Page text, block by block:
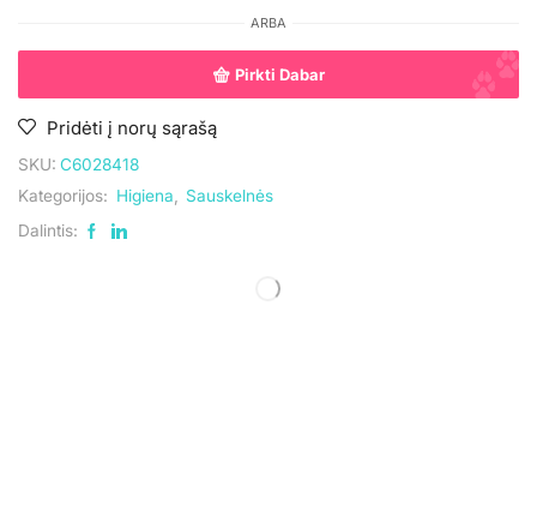
ARBA
Pirkti Dabar
Pridėti į norų sąrašą
SKU: C6028418
Kategorijos: Higiena
Sauskelnės
Dalintis: